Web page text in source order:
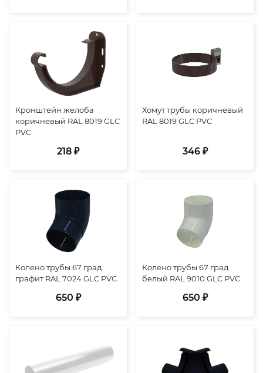
Кронштейн желоба
коричневый RAL 8019 GLC
PVC
218 ₽
Хомут трубы коричневый
RAL 8019 GLC PVC
346 ₽
Колено трубы 67 град.
графит RAL 7024 GLC PVC
650 ₽
Колено трубы 67 град.
белый RAL 9010 GLC PVC
650 ₽